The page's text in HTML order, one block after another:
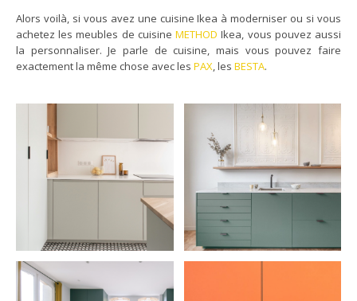
Alors voilà, si vous avez une cuisine Ikea à moderniser ou si vous
achetez les meubles de cuisineMETHOD Ikea, vous pouvez aussi
la personnaliser. Je parle de cuisine, mais vous pouvez faire
exactement la même chose avec les PAX, les BESTA.